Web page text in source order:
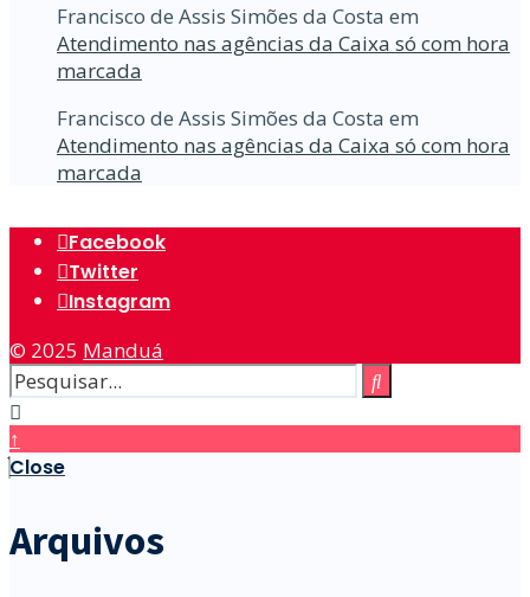
Francisco de Assis Simões da Costa em
Atendimento nas agências da Caixa só com hora
marcada
Francisco de Assis Simões da Costa em
Atendimento nas agências da Caixa só com hora
marcada
Facebook
Twitter
Instagram
© 2025 Manduá
↑
Close
Arquivos